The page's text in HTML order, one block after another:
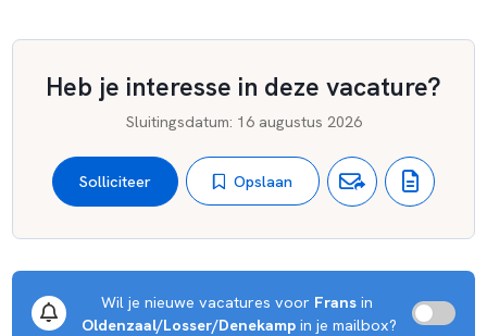
Heb je interesse in deze vacature?
Sluitingsdatum: 16 augustus 2026
Solliciteer Opslaan
Wil je nieuwe vacatures voor Frans in
Oldenzaal/Losser/Denekamp in je mailbox?